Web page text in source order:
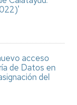
acceso
de Datos en
del